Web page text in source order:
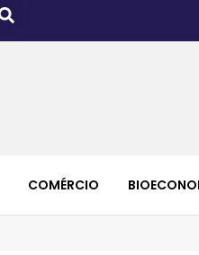
COMÉRCIO